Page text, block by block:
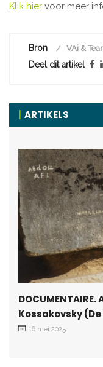
Klik hier voor meer
Bron VAi &
Deel dit artikel
ARTIKELS
Kossakovsky
16 mei 2025